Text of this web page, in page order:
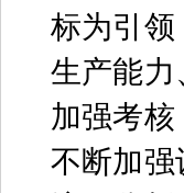
标为引领
生产能力
加强考
不断加强